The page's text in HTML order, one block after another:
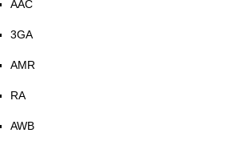
AAC
3GA
AMR
RA
AWB